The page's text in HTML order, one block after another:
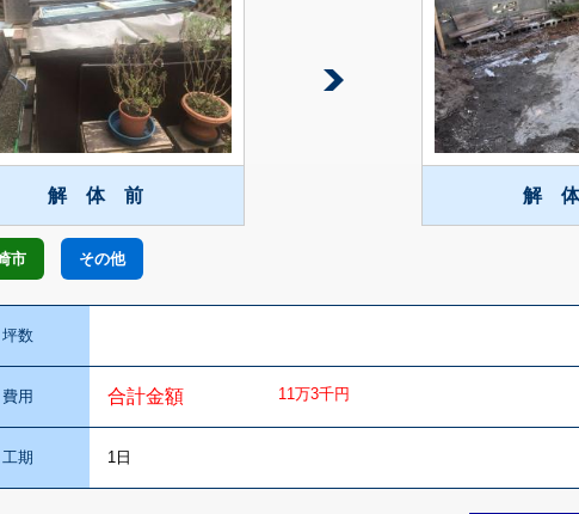
解 体 前 解
市 その他
坪数
費用 合計金額 11万3千円
工期 1日